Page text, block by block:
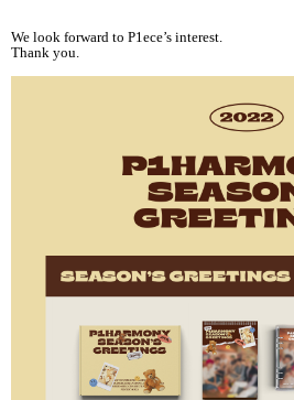
We look forward to P1ece’s interest.
Thank you.